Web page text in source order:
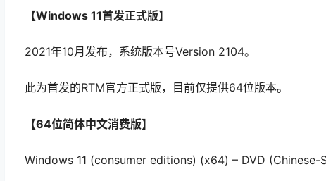
【Windows 11首发正式版】
2021年10月发布，系统版本号Version 2104。
此为首发的RTM官方正式版，目前仅提供64位版本。
【64位简体中文消费版】
Windows 11 (consumer editions) (x64) – DVD (Chinese-